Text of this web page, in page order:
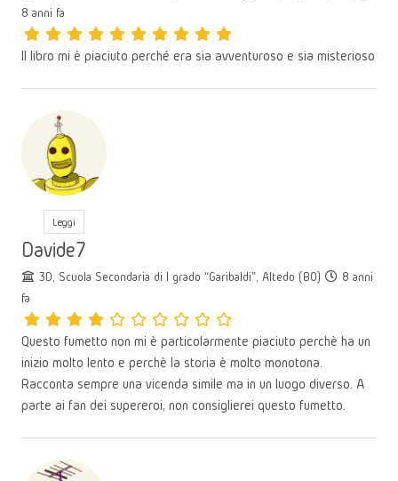
8 anni fa
Il libro mi è piaciuto perché era sia avventuroso e sia misterioso
Leggi
Davide7
3D, Scuola Secondaria di I grado “Garibaldi”, Altedo (BO)
8 anni
fa
Questo fumetto non mi è particolarmente piaciuto perchè ha un
inizio molto lento e perchè la storia è molto monotona.
Racconta sempre una vicenda simile ma in un luogo diverso. A
parte ai fan dei supereroi, non consiglierei questo fumetto.